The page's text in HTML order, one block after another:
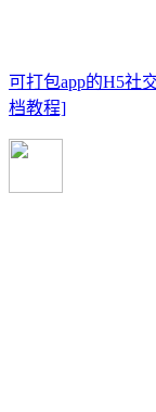
可打包app的H5社
档教程]